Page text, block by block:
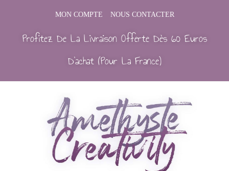
MON COMPTE NOUS CONTACTER
Profitez De La Livraison Offerte Dès 60 Euros
D’achat (Pour La France)